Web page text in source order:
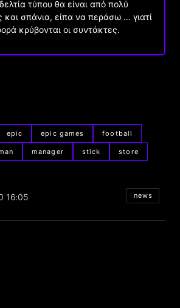
τύπου θα είναι από πολύ
και σπάνια, είπα να περάσω … γιατί
κρύβονται οι συντάκτες.
epic epic games football
manager stick store
16:05 news